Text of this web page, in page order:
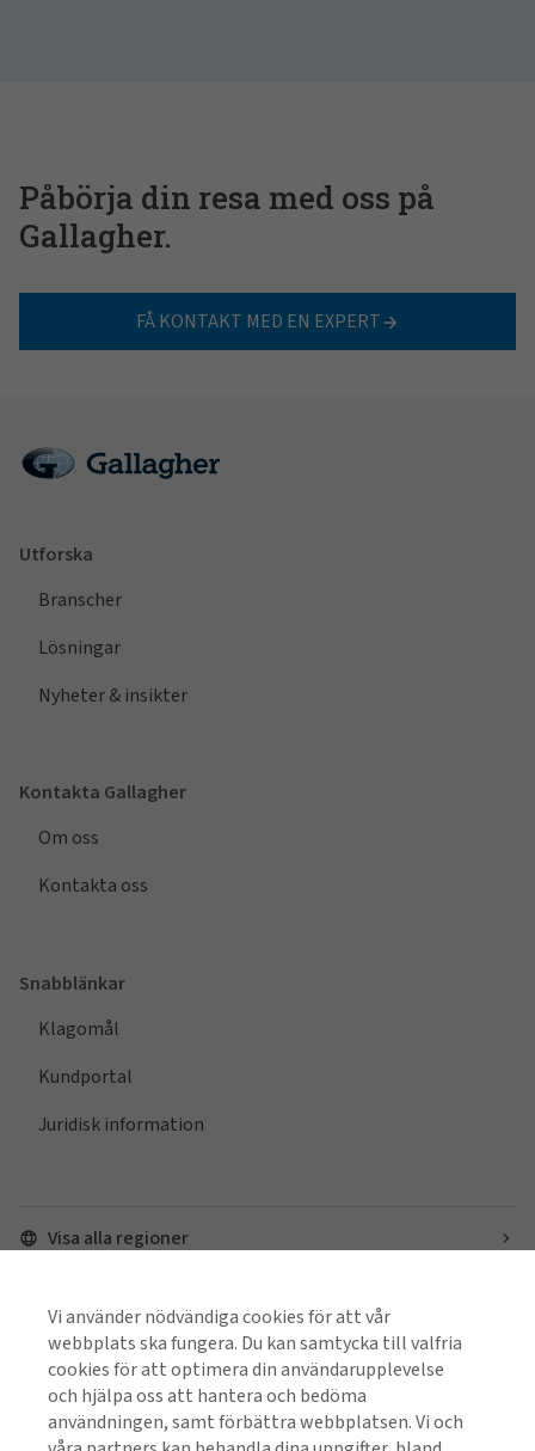
Påbörja din resa med oss på
Gallagher.
FÅ KONTAKT MED EN EXPERT
Utforska
Branscher
Lösningar
Nyheter & insikter
Kontakta Gallagher
Om oss
Kontakta oss
Snabblänkar
Klagomål
Kundportal
Juridisk information
Visa alla regioner
Hitta oss på sociala medier
Vi använder nödvändiga cookies för att vår
webbplats ska fungera. Du kan samtycka till valfria
cookies för att optimera din användarupplevelse
och hjälpa oss att hantera och bedöma
användningen, samt förbättra webbplatsen. Vi och